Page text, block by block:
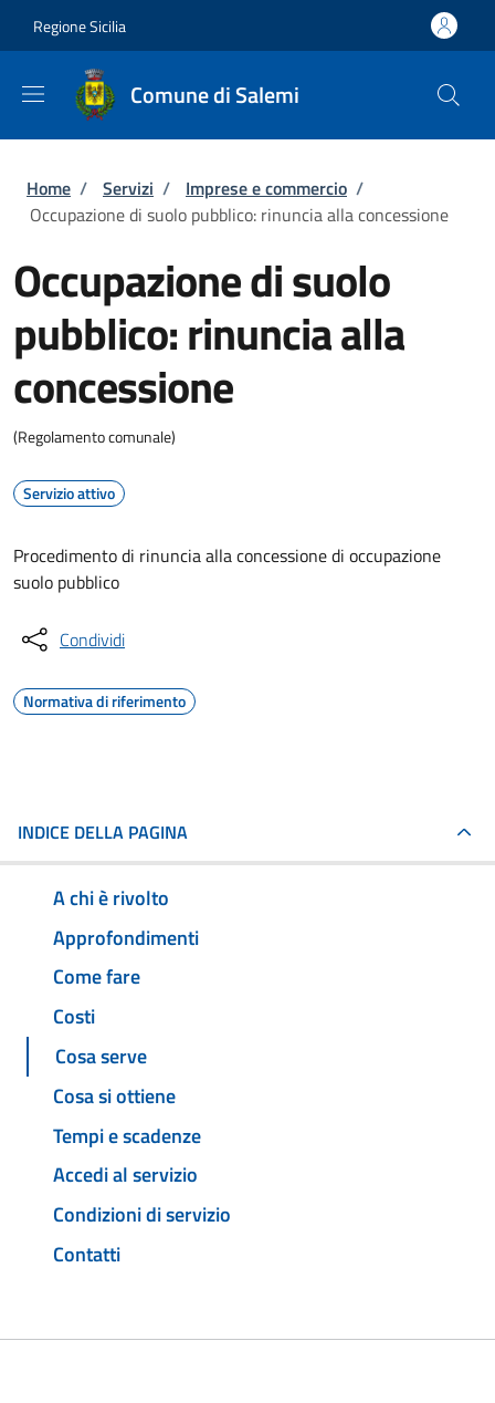
Regione Sicilia
Comune di Salemi
Briciole di pane
Home / Servizi / Imprese e commercio /
Occupazione di suolo pubblico: rinuncia alla concessione
Occupazione di suolo
pubblico: rinuncia alla
concessione
(Regolamento comunale)
Servizio attivo
Procedimento di rinuncia alla concessione di occupazione
suolo pubblico
Condividi
Normativa di riferimento
INDICE DELLA PAGINA
A chi è rivolto
Approfondimenti
Come fare
Costi
Cosa serve
Cosa si ottiene
Tempi e scadenze
Accedi al servizio
Condizioni di servizio
Contatti